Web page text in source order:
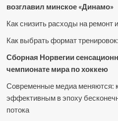
возглавил минское «Динамо»
Как снизить расходы на ремонт
Как выбрать формат
Сборная Норвегии
чемпионате мира по хоккею
Современные медиа меняются:
эффективным в эпоху
потока